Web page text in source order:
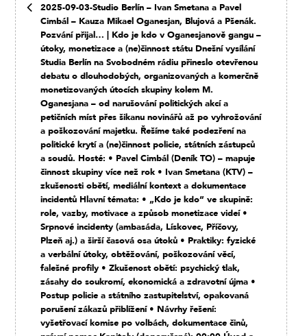
2025-09-03-Studio Berlín – Ivan Smetana a Pavel
Cimbál – Kauza Mikael Oganesjan, Blujová a Pšenák.
Pozvání přijal… | Kdo je kdo v Oganesjanově gangu –
útoky, monetizace a (ne)činnost státu Dnešní vysílání
Studia Berlín na Svobodném rádiu přineslo otevřenou
debatu o dlouhodobých, organizovaných a komerčně
monetizovaných útocích skupiny kolem M.
Oganesjana – od narušování politických akcí a
petičních míst přes šikanu novinářů až po vyhrožování
a poškozování majetku. Řešíme také podezření na
politické krytí a (ne)činnost policie, státních zástupců
a soudů. Hosté: • Pavel Cimbál (Deník TO) – mapuje
činnost skupiny více než rok • Ivan Smetana (KTV) –
zkušenosti obětí, mediální kontext a dokumentace
incidentů Hlavní témata: • „Kdo je kdo“ ve skupině:
role, vazby, motivace a způsob monetizace videí •
Srpnové incidenty (ambasáda, Lískovec, Příčovy,
Plzeň aj.) a širší časová osa útoků • Praktiky: fyzické
a verbální útoky, obtěžování, poškozování věcí,
falešné profily • Zkušenost obětí: psychický tlak,
zásahy do soukromí, ekonomická a zdravotní újma •
Postup policie a státního zastupitelství, opakovaná
porušení zákazů přiblížení • Návrhy řešení:
vyšetřovací komise po volbách, dokumentace činů,